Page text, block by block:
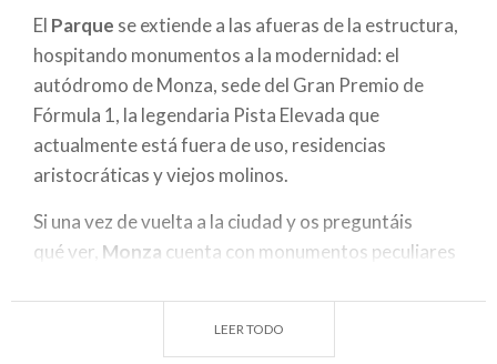
El Parque se extiende a las afueras de la estructura,
hospitando monumentos a la modernidad: el
autódromo de Monza, sede del Gran Premio de
Fórmula 1, la legendaria Pista Elevada que
actualmente está fuera de uso, residencias
aristocráticas y viejos molinos.
Si una vez de vuelta a la ciudad y os preguntáis
qué ver, Monza cuenta con monumentos peculiares
Arengario, un vestigio del período municipal.
LEER TODO